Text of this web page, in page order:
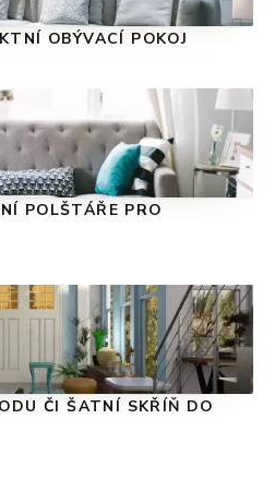
OBÝVACÍ POKOJ
POLŠTÁŘE PRO
ČI ŠATNÍ SKŘÍŇ DO